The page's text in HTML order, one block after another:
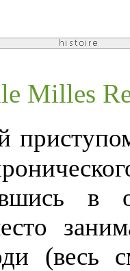
Milles
в
(весь